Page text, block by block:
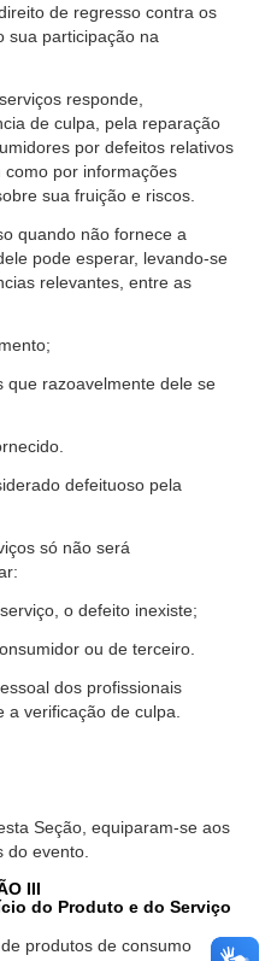
de regresso contra os
sua participação na
responde,
de culpa, pela reparação
por defeitos relativos
por informações
sua fruição e riscos.
quando não fornece a
pode esperar, levando-se
relevantes, entre as
que razoavelmente dele se
defeituoso pela
só não será
o defeito inexiste;
ou de terceiro.
dos profissionais
verificação de culpa.
Seção, equiparam-se aos
do evento.
III
do Produto e do Serviço
produtos de consumo